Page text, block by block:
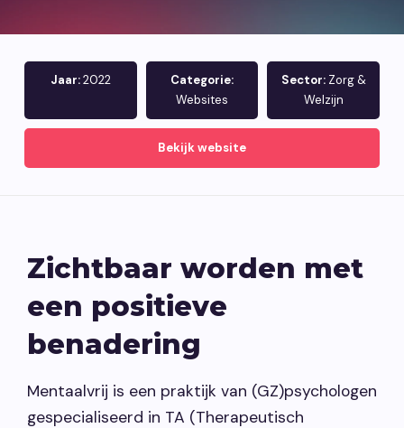
Reviews
Jaar:2022
Categorie:
Websites
Sector: Zorg &
Welzijn
Bekijk website
Zichtbaar worden met
een positieve
benadering
Mentaalvrij is een praktijk van (GZ)psychologen
gespecialiseerd in TA (Therapeutisch